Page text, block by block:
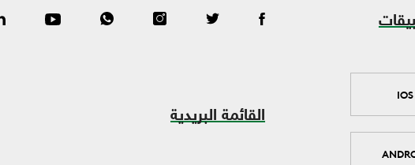
IOS
القائمة البريدية